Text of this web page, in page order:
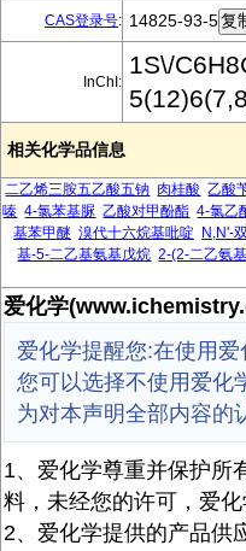
CAS登录号: 14825-93-5
InChI:
1S\/
相关化学品信息
二乙烯三胺五乙酸五钠 肉桂酸 乙酸
嗪 4-氯苯基脲 乙酸对甲酚酯 4-氯乙
基苯甲醚 溴代十六烷基吡啶 N,N'-
基-5-二乙基氨基戊烷 2-(2-二乙氨
爱化学
爱化学提醒您:在使用
您可以选择不使用爱化
为对本声明全部内容的
1、爱化学尊重并保护所
料，未经您的许可，爱
2、爱化学提供的产品供